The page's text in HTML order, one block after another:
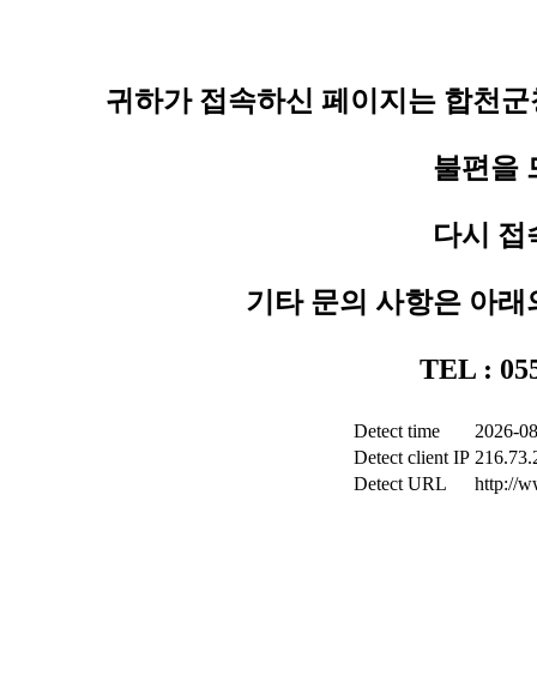
귀하가 접속하신 페이지는 합천
불편을
다시 접
기타 문의 사항은 아
TEL :
Detect time
2026-
Detect client IP
Detect URL
http://